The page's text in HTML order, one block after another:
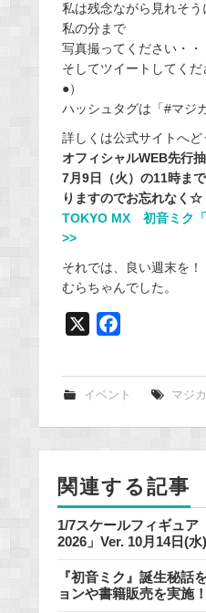
私は残念ながら見れそ
私の分まで
写真撮ってください・・
そしてツイートしてくだ
●）
ハッシュタグは「#マジ
詳しくは公式サイトへど
オフィシャルWEB先行
7月9日（火）の11時ま
りますのでお忘れなく☆
TOKYO MX 初音ミク「
>>
それでは、良い週末を！
むらちゃんでした。
e
k
イベント マジ
関連する記事
1/7スケールフィギュア
2026」Ver. 10月14日(
『初音ミク』誕生秘話
ョンや書籍販売を実施！